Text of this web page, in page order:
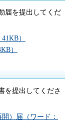
届を提出してくだ
）
）
を提出してくださ
）届（ワード：